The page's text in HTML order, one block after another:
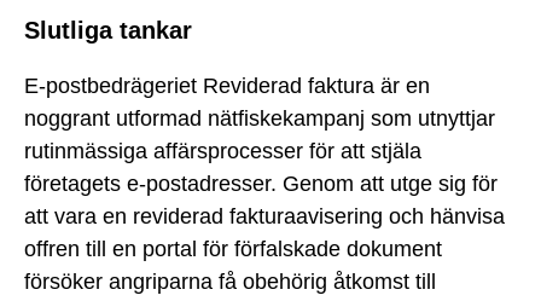
Slutliga tankar
E-postbedrägeriet Reviderad faktura är en
noggrant utformad nätfiskekampanj som utnyttjar
rutinmässiga affärsprocesser för att stjäla
företagets e-postadresser. Genom att utge sig för
att vara en reviderad fakturaavisering och hänvisa
offren till en portal för förfalskade dokument
försöker angriparna få obehörig åtkomst till